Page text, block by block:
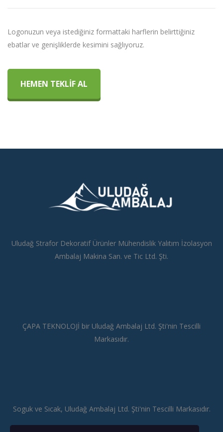
Logonuzun veya istediğiniz formattaki harflerin belirttiğiniz
ebatlar ve genişliklerde kesimini sağlıyoruz.
HEMEN TEKLİF AL
Uludağ Strafor Dekoratif Ürünler Mühendislik Yalıtım İzolasyon
Ambalaj Makina San. ve Tic Ltd. Şti.
ÇAPA TEKNOLOJİ bir Uludağ Ambalaj Ltd. Şti'nin Tescilli
Markasıdır.
Soguk ve Sıcak, Uludağ Ambalaj Ltd. Şti'nin Tescilli Markasıdır.